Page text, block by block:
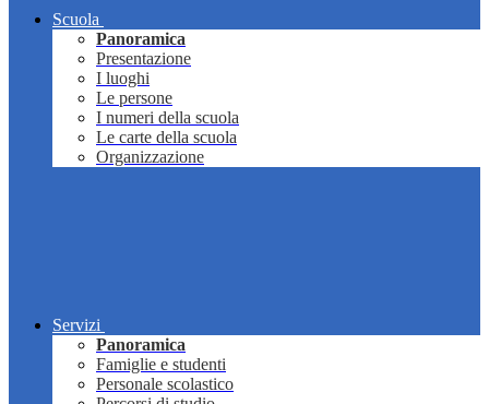
Scuola
Panoramica
Presentazione
I luoghi
Le persone
I numeri della scuola
Le carte della scuola
Organizzazione
Servizi
Panoramica
Famiglie e studenti
Personale scolastico